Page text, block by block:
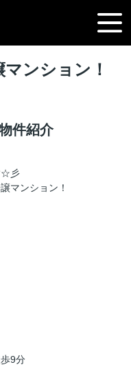
ンション！
件紹介
☆彡
マンション！
9分